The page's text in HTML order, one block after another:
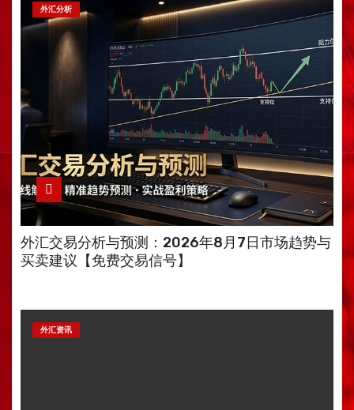
外汇分析
外汇交易分析与预测：2026年8月7日市场趋势与
买卖建议【免费交易信号】
外汇资讯